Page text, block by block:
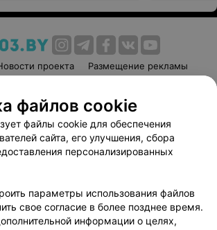
проекта
Размещение рекламы
соглашение
Способы оплаты
Вакансии
Партнеры
руководителю 103.by
персональных данных
файлов cookie
файлы cookie для обеспечения
сайта, его улучшения, сбора
персонализированных
параметры использования файлов
свое согласие в более позднее время.
информации о целях,